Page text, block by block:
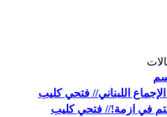
اللبناني// فتحي كليب
في ازمة!// فتحي كليب